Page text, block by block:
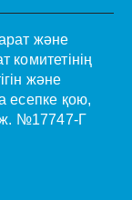
және
комитетінің
және
есепке қою,
ж. №17747-Г